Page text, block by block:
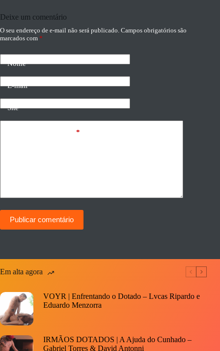
Deixe um comentário
O seu endereço de e-mail não será publicado. Campos obrigatórios são
marcados com *
Nome
E-mail
Site
*
Publicar comentário
Em alta agora
VOYR | Enfrentando o Dotado – Lvcas Ripardo e
Eduardo Menzorra
IRMÃOS DOTADOS | A Ajuda do Cunhado –
Gabriel Torres & David Antonni